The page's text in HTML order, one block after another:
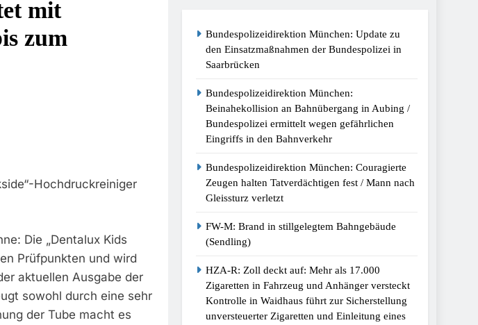
In Fahrzeug Und Anhänger Versteckt Kontrolle In Waidhaus Führt Zur
Eines Steuerstrafverfahrens
Über Die Grenze Eingereist/Bundespolizei Stellt Auto Sicher
Mit Dem Kraftfahrzeug/Bundespolizei Weist Beschuldigten Nach Moldau
Für Den 31. Juli Bis 2. August 2026
Begleitet Fußballfans Nach Einsatz Am Bahnhof Dachau
mit
zum
Hochdruckreiniger
Die „Dentalux Kids
Prüfpunkten und wird
aktuellen Ausgabe der
sowohl durch eine sehr
der Tube macht es
Bundespolizeidirektion München: Update zu
den Einsatzmaßnahmen der Bundespolizei in
Saarbrücken
Bundespolizeidirektion München:
Beinahekollision an Bahnübergang in Aubing /
Bundespolizei ermittelt wegen gefährlichen
Eingriffs in den Bahnverkehr
Bundespolizeidirektion München: Couragierte
Zeugen halten Tatverdächtigen fest / Mann nach
Gleissturz verletzt
FW-M: Brand in stillgelegtem Bahngebäude
(Sendling)
HZA-R: Zoll deckt auf: Mehr als 17.000
Zigaretten in Fahrzeug und Anhänger versteckt
Kontrolle in Waidhaus führt zur Sicherstellung
unversteuerter Zigaretten und Einleitung eines